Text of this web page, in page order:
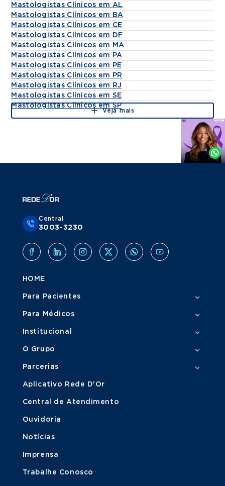
Mastologistas Clínicos em AL
Mastologistas Clínicos em BA
Mastologistas Clínicos em CE
Mastologistas Clínicos em DF
Mastologistas Clínicos em MA
Mastologistas Clínicos em PA
Mastologistas Clínicos em PE
Mastologistas Clínicos em PR
Mastologistas Clínicos em RJ
Mastologistas Clínicos em SE
Mastologistas Clínicos em SP
Veja mais
Agende
Whatsapp
Central
3003-3230
HOME
Para Pacientes
Para Médicos
Institucional
O Grupo
Parcerias
Aplicativo Rede D'Or
Central de Atendimento
Ouvidoria
Notícias
Imprensa
Trabalhe Conosco